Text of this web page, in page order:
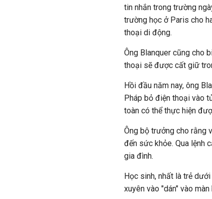
tin nhắn trong trường
trường học ở Paris cho
thoại di động.
Ông Blanquer cũng cho
thoại sẽ được cất giữ
Hồi đầu năm nay, ông
Pháp bỏ điện thoại vào
toàn có thể thực hiện
Ông bộ trưởng cho rằng
đến sức khỏe. Qua lệnh
gia đình.
Học sinh, nhất là trẻ
xuyên vào "dán" vào màn